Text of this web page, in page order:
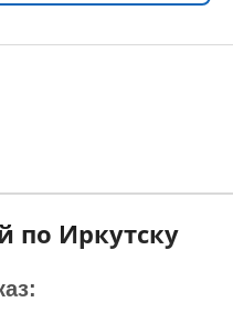
по Иркутску